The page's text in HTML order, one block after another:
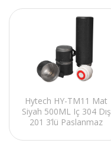
Hytech HY-TM11 Mat
Siyah 500ML Iç 304 Dış
201 3’lü Paslanmaz
Kupa/Bardak Seti